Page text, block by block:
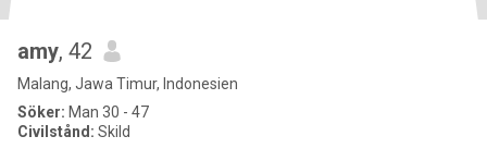
amy, 42
Malang, Jawa Timur, Indonesien
Söker: Man 30 - 47
Civilstånd: Skild